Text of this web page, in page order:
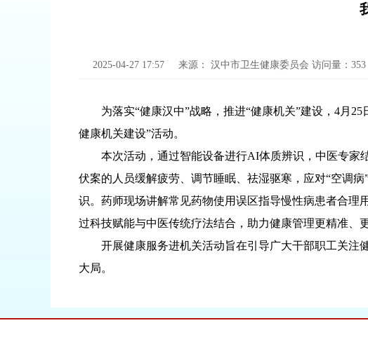
2025-04-27 17:57 来源： 汉中市卫生健康委员会 访问量： 353
为落实“健康汉中”战略，推进“健康机关”建设，4月
健康机关建设”活动。
本次活动，通过智能设备进行AI体质辨识，中医专家
伏案的人员缓解疲劳、调节睡眠、祛湿驱寒，应对“空调
识。药师现场讲解常见药物使用误区指导慢性病患者合理
过科技赋能与中医传统疗法结合，助力健康管理更精准、更
开展健康服务进机关活动旨在引导广大干部职工关注
大局。